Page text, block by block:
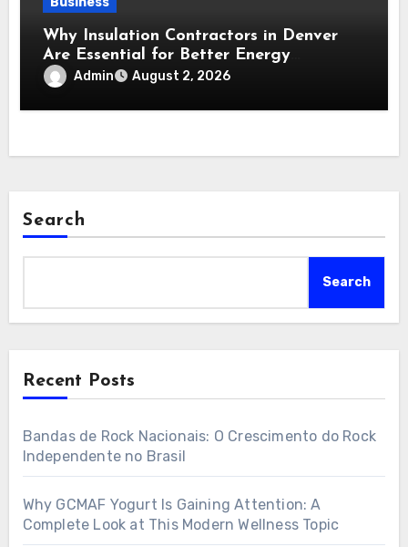
Why Insulation Contractors in Denver
Are Essential for Better Energy
Performance and All-Season Home
Admin August 2, 2026
Search
Search
Recent Posts
Bandas de Rock Nacionais: O Crescimento do Rock
Independente no Brasil
Why GCMAF Yogurt Is Gaining Attention: A
Complete Look at This Modern Wellness Topic